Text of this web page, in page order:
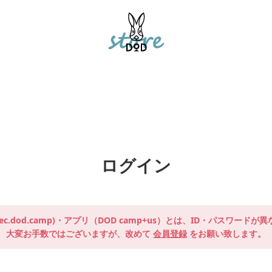
ログイン
・アプリ（DOD camp+us）とは、ID・パスワードが異
大変お手数ではございますが、改めて 会員登録 をお願い致します。